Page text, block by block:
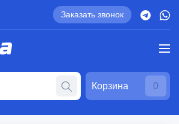
Заказать звонок
Корзина 0